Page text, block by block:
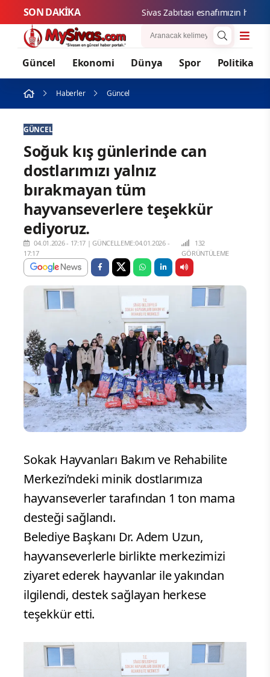
SON DAKİKA Sivas Zabıtası esnafımızın
Güncel Ekonomi Dünya Spor Politika
Haberler Güncel
GÜNCEL
Soğuk kış günlerinde can
dostlarımızı yalnız
bırakmayan tüm
hayvanseverlere teşekkür
ediyoruz.
04.01.2026 - 17:17 |GÜNCELLEME:04.01.2026 -
17:17
132
GÖRÜNTÜLEME
Sokak Hayvanları Bakım ve Rehabilite
Merkezi’ndeki minik dostlarımıza
hayvanseverler tarafından 1 ton mama
desteği sağlandı.
Belediye Başkanı Dr. Adem Uzun,
hayvanseverlerle birlikte merkezimizi
ziyaret ederek hayvanlar ile yakından
ilgilendi, destek sağlayan herkese
teşekkür etti.